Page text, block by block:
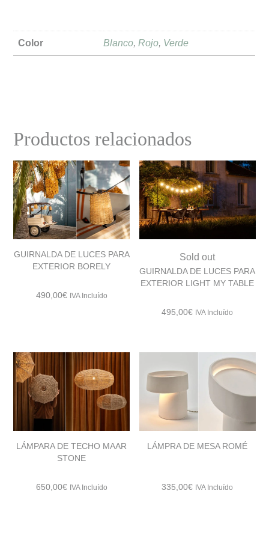
Color Blanco,Rojo, Verde
Productos relacionados
GUIRNALDA DE LUCES PARA
EXTERIOR BORELY
490,00€ IVA Incluído
Sold out
GUIRNALDA DE LUCES PARA
EXTERIOR LIGHT MY TABLE
495,00€ IVA Incluído
LÁMPARA DE TECHO MAAR
STONE
650,00€ IVA Incluído
LÁMPRA DE MESA ROMÉ
335,00€ IVA Incluído